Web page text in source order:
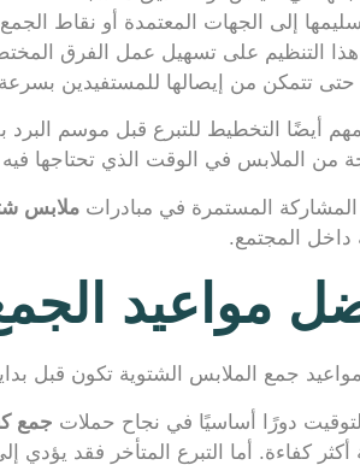
إلى الجهات المعتمدة أو نقاط
التنظيم على تسهيل عمل الفرق
حتى تتمكن من إيصالها للمستفيدين
أيضًا التخطيط للتبرع قبل موسم البرد
من الملابس في الوقت الذي تحتاجها فيه
المستمرة في مبادرات ملابس
داخل المجتمع.
مواعيد
جمع الملابس الشتوية تكون قبل
دورًا أساسيًا في نجاح حملات جمع
أكثر كفاءة. أما التبرع المتأخر فقد